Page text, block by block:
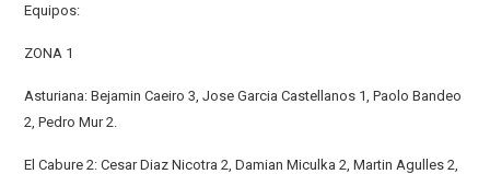
Equipos:
ZONA 1
Asturiana: Bejamin Caeiro 3, Jose Garcia Castellanos 1, Paolo Bandeo
2, Pedro Mur 2.
El Cabure 2: Cesar Diaz Nicotra 2, Damian Miculka 2, Martin Agulles 2,